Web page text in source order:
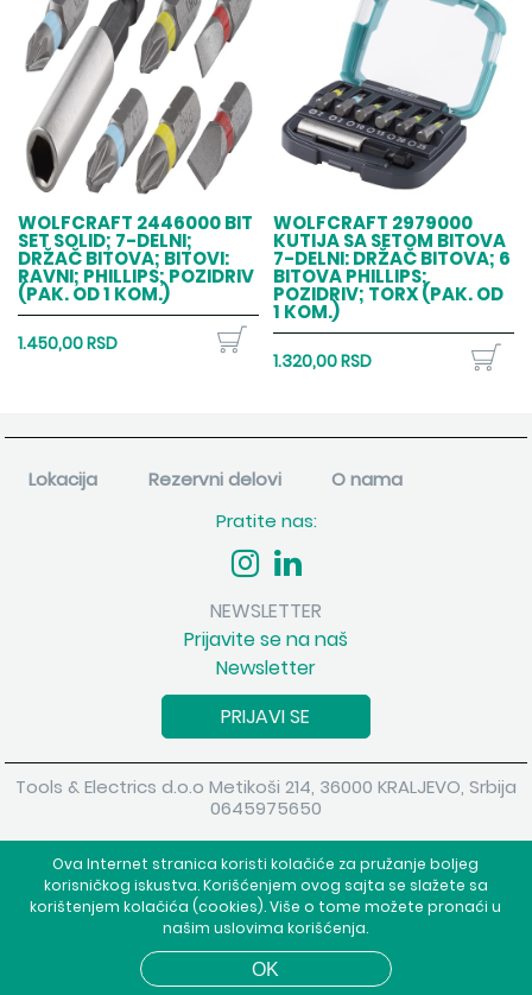
Ova Internet stranica koristi kolačiće za pružanje boljeg
korisničkog iskustva. Korišćenjem ovog sajta se slažete sa
korištenjem kolačića (cookies). Više o tome možete pronaći u
našim uslovima korišćenja.
WOLFCRAFT 2446000 BIT
SET SOLID; 7-DELNI;
DRŽAČ BITOVA; BITOVI:
RAVNI; PHILLIPS; POZIDRIV
(PAK. OD 1 KOM.)
1.450,00 RSD
WOLFCRAFT 2979000
KUTIJA SA SETOM BITOVA
7-DELNI: DRŽAČ BITOVA; 6
BITOVA PHILLIPS;
POZIDRIV; TORX (PAK. OD
1 KOM.)
1.320,00 RSD
Lokacija Rezervni delovi
O nama
Pratite nas:
NEWSLETTER
Prijavite se na naš
Newsletter
PRIJAVI SE
Tools & Electrics d.o.o Metikoši 214, 36000 KRALJEVO, Srbija
0645975650
Powered byshopen.com